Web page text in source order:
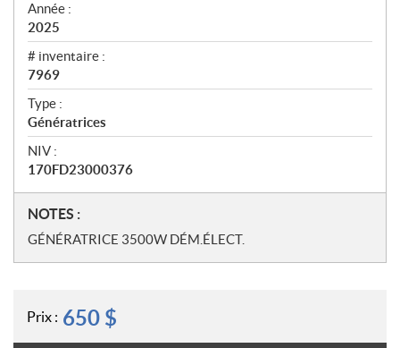
Année :
2025
# inventaire :
7969
Type :
Génératrices
NIV :
170FD23000376
N
o
NOTES :
GÉNÉRATRICE 3500W DÉM.ÉLECT.
Prix : 650 $